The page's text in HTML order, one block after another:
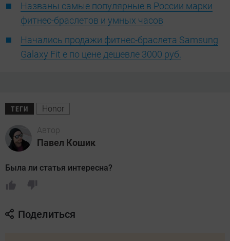
Названы самые популярные в России марки
фитнес-браслетов и умных часов
Начались продажи фитнес-браслета Samsung
Galaxy Fit e по цене дешевле 3000 руб.
ТЕГИ Honor
Автор
Павел Кошик
Была ли статья интересна?
Поделиться